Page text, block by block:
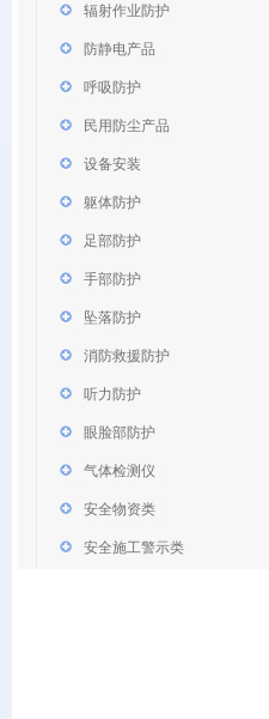
辐射作业防护
防静电产品
呼吸防护
民用防尘产品
设备安装
躯体防护
足部防护
手部防护
坠落防护
消防救援防护
听力防护
眼脸部防护
气体检测仪
安全物资类
安全施工警示类